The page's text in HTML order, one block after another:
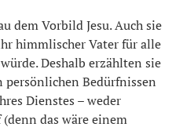
dem Vorbild Jesu. Auch sie
himmlischer Vater für alle
Deshalb erzählten sie
Bedürfnissen
Dienstes – weder
das wäre einem